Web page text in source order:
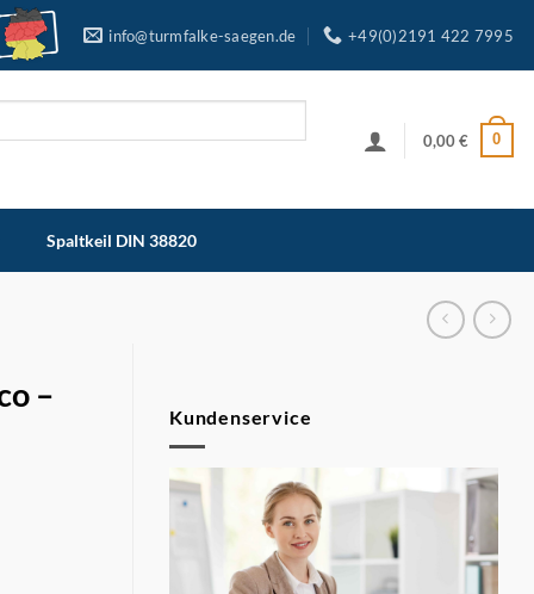
info@turmfalke-saegen.de +49(0)2191 422 7995
0,00€ 0
Spaltkeil DIN 38820
Kundenservice
–